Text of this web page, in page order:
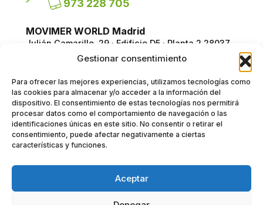
Gestionar consentimiento
Para ofrecer las mejores experiencias, utilizamos tecnologías como
las cookies para almacenar y/o acceder a la información del
dispositivo. El consentimiento de estas tecnologías nos permitirá
procesar datos como el comportamiento de navegación o las
identificaciones únicas en este sitio. No consentir o retirar el
consentimiento, puede afectar negativamente a ciertas
características y funciones.
Aceptar
973 228 705
MOVIMER WORLD Madrid
Julián Camarillo, 29 · Edificio D5 · Planta 2 28037
918 312 028
movimer@movimer.com
Trabaja con nosotros